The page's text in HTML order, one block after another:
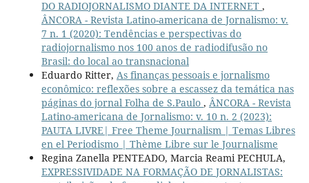
DO RADIOJORNALISMO DIANTE DA INTERNET ,
ÂNCORA - Revista Latino-americana de Jornalismo: v.
7 n. 1 (2020): Tendências e perspectivas do
radiojornalismo nos 100 anos de radiodifusão no
Brasil: do local ao transnacional
Eduardo Ritter, As finanças pessoais e jornalismo
econômico: reflexões sobre a escassez da temática nas
páginas do jornal Folha de S.Paulo , ÂNCORA - Revista
Latino-americana de Jornalismo: v. 10 n. 2 (2023):
PAUTA LIVRE| Free Theme Journalism | Temas Libres
en el Periodismo | Thème Libre sur le Journalisme
Regina Zanella PENTEADO, Marcia Reami PECHULA,
EXPRESSIVIDADE NA FORMAÇÃO DE JORNALISTAS: